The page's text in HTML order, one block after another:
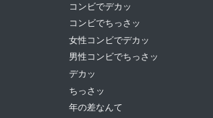
コンビでデカッ
コンビでちっさッ
女性コンビでデカッ
男性コンビでちっさッ
デカッ
ちっさッ
年の差なんて